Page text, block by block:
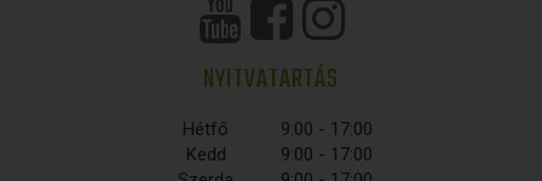
NYITVATARTÁS
Hétfő
9:00 - 17:00
Kedd
9:00 - 17:00